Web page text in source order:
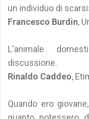
un individuo di
Francesco Burdin,
L'animale
discussione.
Rinaldo Caddeo,
Quando ero